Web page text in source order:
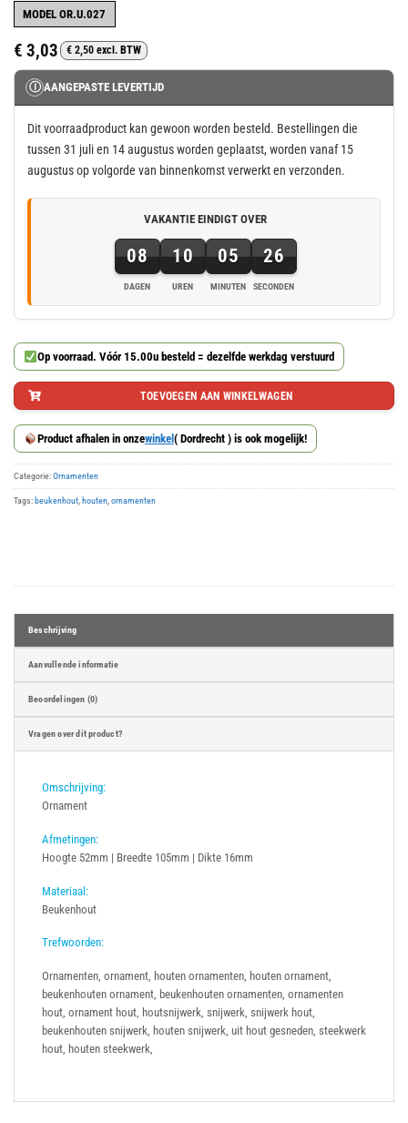
MODEL OR.U.027
€ 3,03 € 2,50 excl. BTW
Ⓘ AANGEPASTE LEVERTIJD
Dit voorraadproduct kan gewoon worden besteld. Bestellingen die
tussen 31 juli en 14 augustus worden geplaatst, worden vanaf 15
augustus op volgorde van binnenkomst verwerkt en verzonden.
VAKANTIE EINDIGT OVER
08
DAGEN
10
UREN
05
MINUTEN
25
SECONDEN
8
dagen,
10
uren,
5
minuten
en
25
Op voorraad. Vóór 15.00u besteld = dezelfde werkdag verstuurd
TOEVOEGEN AAN WINKELWAGEN
Product afhalen in onzewinkel ( Dordrecht ) is ook mogelijk!
Categorie:Ornamenten
Tags: beukenhout, houten,ornamenten
Beschrijving
Aanvullende informatie
Beoordelingen (0)
Vragen over dit product?
Omschrijving:
Ornament
Afmetingen:
Hoogte 52mm | Breedte 105mm | Dikte 16mm
Materiaal:
Beukenhout
Trefwoorden:
Ornamenten, ornament, houten ornamenten, houten ornament,
beukenhouten ornament, beukenhouten ornamenten, ornamenten
hout, ornament hout, houtsnijwerk, snijwerk, snijwerk hout,
beukenhouten snijwerk, houten snijwerk, uit hout gesneden, steekwerk
hout, houten steekwerk,